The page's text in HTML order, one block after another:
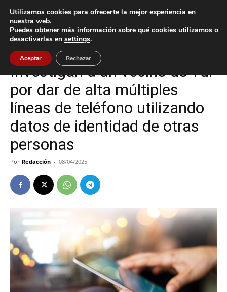
Inicio Sucesos
Sucesos Tui
Investigan a un vecino de Tui
por dar de alta múltiples
líneas de teléfono utilizando
datos de identidad de otras
personas
Por Redacción - 08/04/2025
Utilizamos cookies para ofrecerte la mejor experiencia en
nuestra web.
Puedes obtener más información sobre qué cookies utilizamos o
desactivarlas en settings.
Aceptar Rechazar